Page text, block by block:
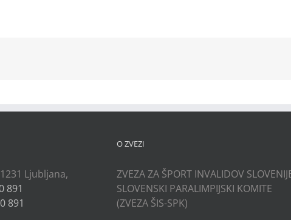
Ljubljana,
891
891
O ZVEZI
ZVEZA ZA ŠPORT INVALIDOV
SLOVENSKI PARALIMPIJSKI KOMITE
(ZVEZA ŠIS-SPK)